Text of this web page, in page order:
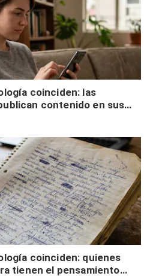
coinciden: las
contenido en sus
buscar validación
coinciden: quienes
tienen el pensamiento